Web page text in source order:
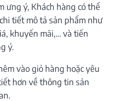
ưng ý, Khách hàng có thể
tiết mô tả sản phẩm như
khuyến mãi,… và tiến
ý.
vào giỏ hàng hoặc yêu
hơn về thông tin sản